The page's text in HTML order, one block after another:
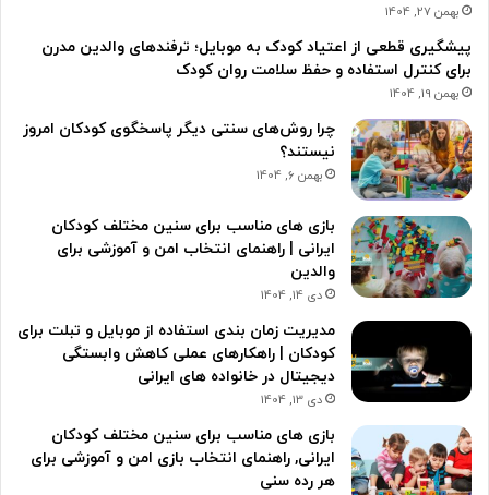
بهمن 27, 1404
پیشگیری قطعی از اعتیاد کودک به موبایل؛ ترفندهای والدین مدرن
برای کنترل استفاده و حفظ سلامت روان کودک
بهمن 19, 1404
چرا روش‌های سنتی دیگر پاسخگوی کودکان امروز
نیستند؟
بهمن 6, 1404
بازی های مناسب برای سنین مختلف کودکان
ایرانی | راهنمای انتخاب امن و آموزشی برای
والدین
دی 14, 1404
مدیریت زمان بندی استفاده از موبایل و تبلت برای
کودکان | راهکارهای عملی کاهش وابستگی
دیجیتال در خانواده های ایرانی
دی 13, 1404
بازی های مناسب برای سنین مختلف کودکان
ایرانی, راهنمای انتخاب بازی امن و آموزشی برای
هر رده سنی